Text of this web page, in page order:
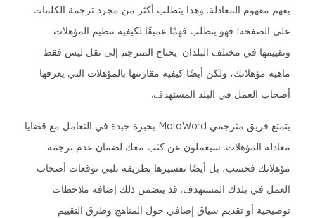
يفهم مفهوم المعادلة. وهذا يتطلب أكثر من مجرد ترجمة الكلمات
على الصفحة؛ فهو يتطلب فهمًا عميقًا لكيفية تنظيم المؤهلات
وتقييمها في مختلف البلدان. يحتاج المترجم إلى نقل ليس فقط
ماهية مؤهلاتك، ولكن أيضًا كيفية مقارنتها بالمؤهلات التي يعرفها
أصحاب العمل في البلد المستهدف.
يتمتع فريق مترجمي MotaWord بخبرة جيدة في التعامل مع قضايا
معادلة المؤهلات. سيعملون عن كثب معك لضمان عدم ترجمة
مؤهلاتك فحسب، بل أيضًا تفسيرها بطريقة تلبي توقعات أصحاب
العمل في بلدك المستهدف. قد يتضمن ذلك إضافة ملاحظات
توضيحية أو تقديم سياق إضافي حول المناهج وطرق التقييم